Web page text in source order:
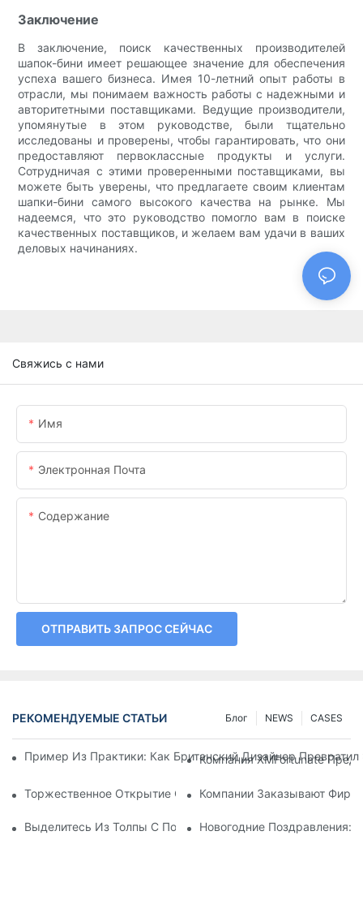
Заключение
В заключение, поиск качественных производителей
шапок-бини имеет решающее значение для обеспечения
успеха вашего бизнеса. Имея 10-летний опыт работы в
отрасли, мы понимаем важность работы с надежными и
авторитетными поставщиками. Ведущие производители,
упомянутые в этом руководстве, были тщательно
исследованы и проверены, чтобы гарантировать, что они
предоставляют первоклассные продукты и услуги.
Сотрудничая с этими проверенными поставщиками, вы
можете быть уверены, что предлагаете своим клиентам
шапки-бини самого высокого качества на рынке. Мы
надеемся, что это руководство помогло вам в поиске
качественных поставщиков, и желаем вам удачи в ваших
деловых начинаниях.
Свяжись с нами
Имя
Электронная Почта
Содержание
ОТПРАВИТЬ ЗАПРОС СЕЙЧАС
РЕКОМЕНДУЕМЫЕ СТАТЬИ CASES
NEWS
Блог
Пример Из Практики: Как Британский Дизайнер
Компания XMFortunate
Торжественное Открытие Состоится В Праздничные Дни
Компании Заказывают
Выделитесь Из Толпы С Помощью Персонализированных
Новогодние Поздравления: